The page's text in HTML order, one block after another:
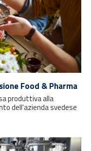
Food & Pharma
produttiva alla
dell'azienda svedese